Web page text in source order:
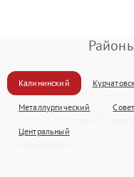
Калининский
Металлургический
Центральный